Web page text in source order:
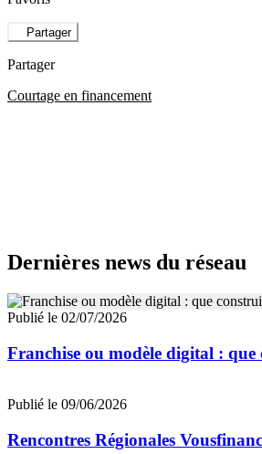
Partager
Partager
Courtage en financement
Dernières news du réseau
Publié le 02/07/2026
Franchise ou modèle digital :
Publié le 09/06/2026
Rencontres Régionales